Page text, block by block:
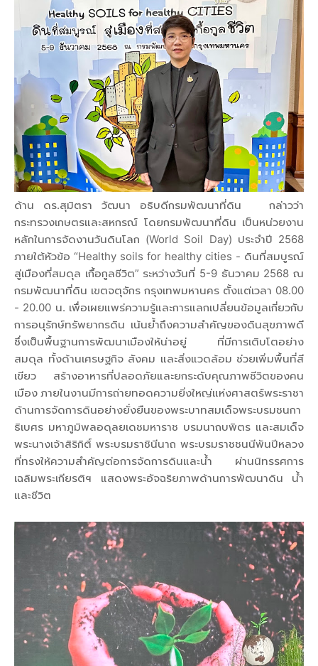
ด้าน ดร.สุมิตรา วัฒนา อธิบดีกรมพัฒนาที่ดิน กล่าวว่า
กระทรวงเกษตรและสหกรณ์ โดยกรมพัฒนาที่ดิน เป็นหน่วยงาน
หลักในการจัดงานวันดินโลก (World Soil Day) ประจำปี 2568
ภายใต้หัวข้อ “Healthy soils for healthy cities - ดินที่สมบูรณ์
สู่เมืองที่สมดุล เกื้อกูลชีวิต” ระหว่างวันที่ 5-9 ธันวาคม 2568 ณ
กรมพัฒนาที่ดิน เขตจตุจักร กรุงเทพมหานคร ตั้งแต่เวลา 08.00
- 20.00 น. เพื่อเผยแพร่ความรู้และการแลกเปลี่ยนข้อมูลเกี่ยวกับ
การอนุรักษ์ทรัพยากรดิน เน้นย้ำถึงความสำคัญของดินสุขภาพดี
ซึ่งเป็นพื้นฐานการพัฒนาเมืองให้น่าอยู่ ที่มีการเติบโตอย่าง
สมดุล ทั้งด้านเศรษฐกิจ สังคม และสิ่งแวดล้อม ช่วยเพิ่มพื้นที่สี
เขียว สร้างอาหารที่ปลอดภัยและยกระดับคุณภาพชีวิตของคน
เมือง ภายในงานมีการถ่ายทอดความยิ่งใหญ่แห่งศาสตร์พระราชา
ด้านการจัดการดินอย่างยั่งยืนของพระบาทสมเด็จพระบรมชนกา
ธิเบศร มหาภูมิพลอดุลยเดชมหาราช บรมนาถบพิตร และสมเด็จ
พระนางเจ้าสิริกิติ์ พระบรมราชินีนาถ พระบรมราชชนนีพันปีหลวง
ที่ทรงให้ความสำคัญต่อการจัดการดินและน้ำ ผ่านนิทรรศการ
เฉลิมพระเกียรติฯ แสดงพระอัจฉริยภาพด้านการพัฒนาดิน น้ำ
และชีวิต